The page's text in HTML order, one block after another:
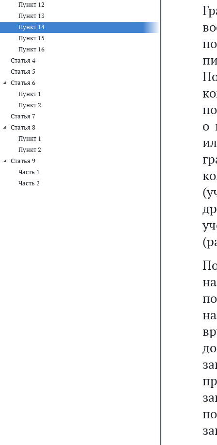
Пункт 12
Пункт 13
Пункт 14
Пункт 15
Пункт 16
Статья 4
Статья 5
Статья 6
Пункт 1
Пункт 2
Статья 7
Статья 8
Пункт 1
Пункт 2
Статья 9
Часть 1
Часть 2
о